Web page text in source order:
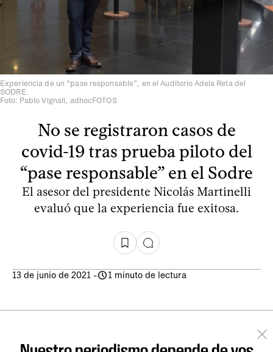
Experiencia de un “pase responsable”, en el Auditorio Adela Reta del
SODRE.
Foto: Pablo Vignali, adhocFOTOS
No se registraron casos de
covid-19 tras prueba piloto del
“pase responsable” en el Sodre
El asesor del presidente Nicolás Martinelli
evaluó que la experiencia fue exitosa.
13 de junio de 2021 - 1 minuto de lectura